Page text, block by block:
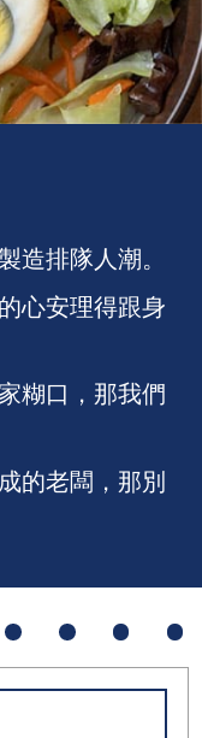
造排隊人潮。
心安理得跟身
糊口，那我們
的老闆，那別